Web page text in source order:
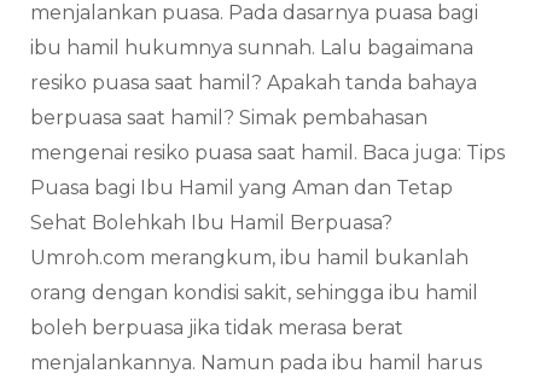
menjalankan puasa. Pada dasarnya puasa bagi
ibu hamil hukumnya sunnah. Lalu bagaimana
resiko puasa saat hamil? Apakah tanda bahaya
berpuasa saat hamil? Simak pembahasan
mengenai resiko puasa saat hamil. Baca juga: Tips
Puasa bagi Ibu Hamil yang Aman dan Tetap
Sehat Bolehkah Ibu Hamil Berpuasa?
Umroh.com merangkum, ibu hamil bukanlah
orang dengan kondisi sakit, sehingga ibu hamil
boleh berpuasa jika tidak merasa berat
menjalankannya. Namun pada ibu hamil harus